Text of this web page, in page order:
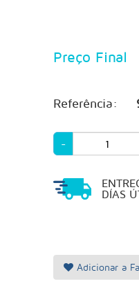
Preço Final
Referência:
-
DÍAS
Adicionar a